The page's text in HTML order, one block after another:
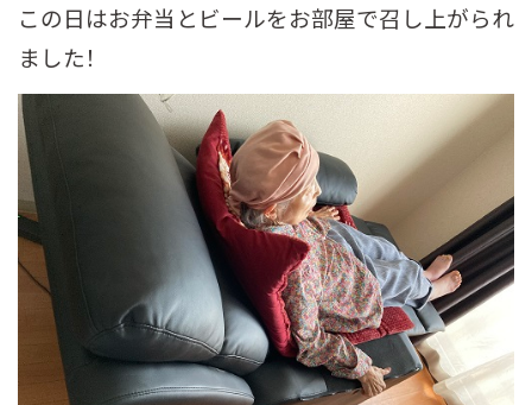
この日はお弁当とビールをお部屋で召し上がられ
ました！